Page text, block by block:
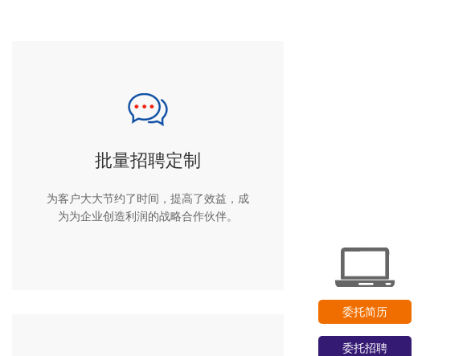
批量招聘定制
为客户大大节约了时间，提高了效益，成
为为企业创造利润的战略合作伙伴。
委托简历
委托招聘